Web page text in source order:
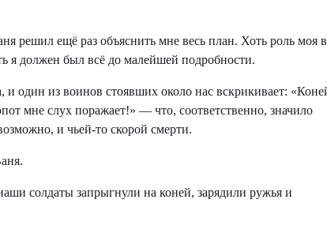
решил ещё раз объяснить мне весь план. Хоть роль моя
я должен был всё до малейшей подробности.
один из воинов стоявших около нас вскрикивает:
мне слух поражает!» — что, соответственно, значило
и чьей-то скорой смерти.
солдаты запрыгнули на коней, зарядили ружья и